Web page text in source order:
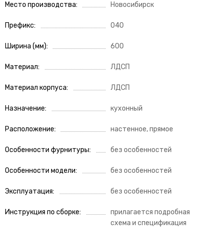
Место производства Новосибирск
Префикс 040
Ширина (мм) 600
Материал ЛДСП
Материал корпуса ЛДСП
Назначение кухонный
Расположение настенное, прямое
Особенности фурнитуры без особенностей
Особенности модели без особенностей
Эксплуатация без особенностей
Инструкция по сборке
прилагается подробная
схема и спецификация